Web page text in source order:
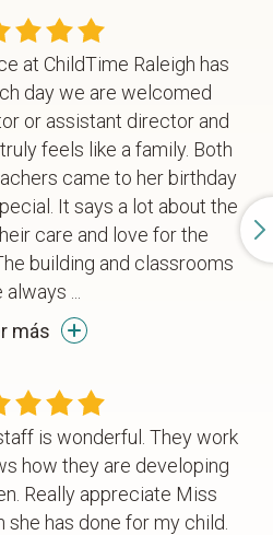
at ChildTime Raleigh has
day we are welcomed
or assistant director and
feels like a family. Both
came to her birthday
It says a lot about the
care and love for the
building and classrooms
always
más
is wonderful. They work
how they are developing
Really appreciate Miss
she has done for my child.